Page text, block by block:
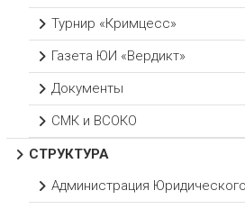
Турнир «Кримцесс»
Газета ЮИ «Вердикт»
Документы
СМК и ВСОКО
СТРУКТУРА
Администрация